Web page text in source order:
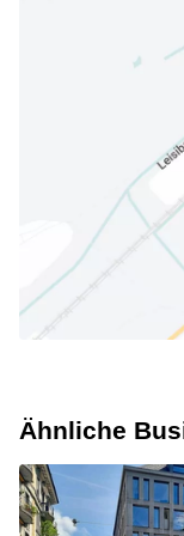
Ähnliche